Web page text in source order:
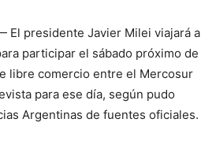
El presidente Javier Milei viajará a
participar el sábado próximo de
libre comercio entre el Mercosur
para ese día, según pudo
Argentinas de fuentes oficiales.